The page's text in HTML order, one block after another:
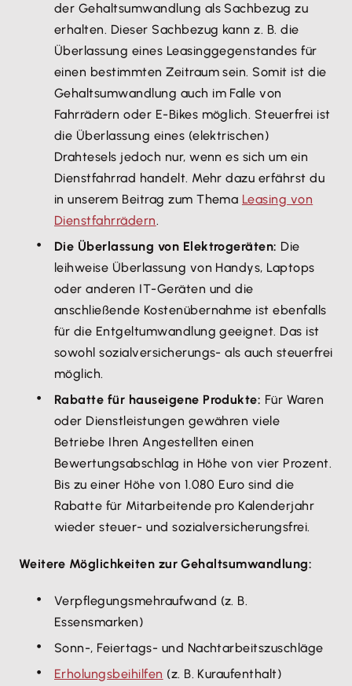
der Gehaltsumwandlung als Sachbezug zu
erhalten. Dieser Sachbezug kann z. B. die
Überlassung eines Leasinggegenstandes für
einen bestimmten Zeitraum sein. Somit ist die
Gehaltsumwandlung auch im Falle von
Fahrrädern oder E-Bikes möglich. Steuerfrei ist
die Überlassung eines (elektrischen)
Drahtesels jedoch nur, wenn es sich um ein
Dienstfahrrad handelt. Mehr dazu erfährst du
in unserem Beitrag zum Thema Leasing von
Dienstfahrrädern.
Die Überlassung von Elektrogeräten: Die
leihweise Überlassung von Handys, Laptops
oder anderen IT-Geräten und die
anschließende Kostenübernahme ist ebenfalls
für die Entgeltumwandlung geeignet. Das ist
sowohl sozialversicherungs- als auch steuerfrei
möglich.
Rabatte für hauseigene Produkte: Für Waren
oder Dienstleistungen gewähren viele
Betriebe Ihren Angestellten einen
Bewertungsabschlag in Höhe von vier Prozent.
Bis zu einer Höhe von 1.080 Euro sind die
Rabatte für Mitarbeitende pro Kalenderjahr
wieder steuer- und sozialversicherungsfrei.
Weitere Möglichkeiten zur Gehaltsumwandlung:
Verpflegungsmehraufwand (z. B.
Essensmarken)
Sonn-, Feiertags- und Nachtarbeitszuschläge
Erholungsbeihilfen (z. B. Kuraufenthalt)